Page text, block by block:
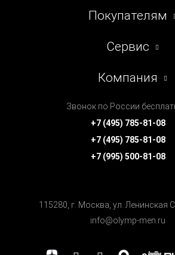
Покупателям
Сервис
Компания
Звонок по России
+7 (495) 785-81-08
+7 (495) 785-81-08
+7 (995) 500-81-08
115280, г. Москва, ул. Ленинская
info@olymp-men.ru